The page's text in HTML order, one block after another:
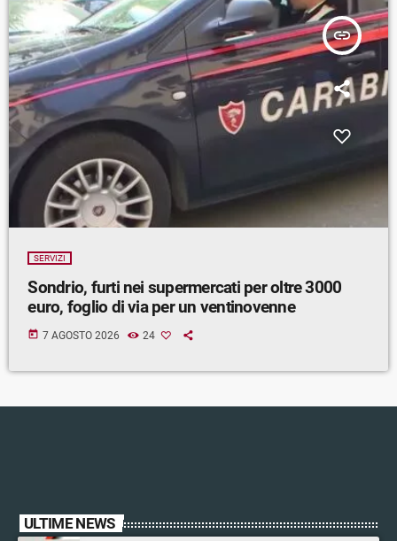
insert_link
SERVIZI
Sondrio, furti nei supermercati per oltre 3000
euro, foglio di via per un ventinovenne
today 7 AGOSTO 2026 24
ULTIME NEWS